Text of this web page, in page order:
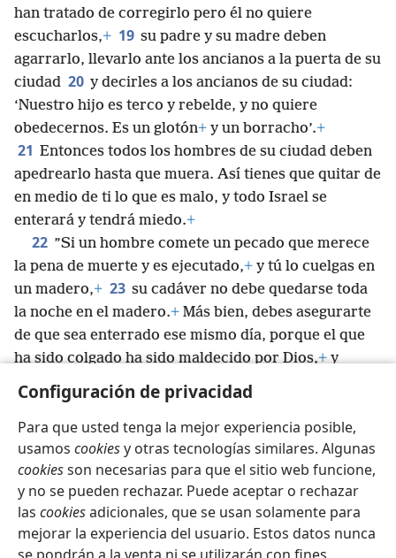
Configuración de privacidad
Para que usted tenga la mejor experiencia posible,
usamos cookiesy otras tecnologías similares. Algunas
cookiesson necesarias para que el sitio web funcione,
y no se pueden rechazar. Puede aceptar o rechazar
las cookiesadicionales, que se usan solamente para
mejorar la experiencia del usuario. Estos datos nunca
han tratado de corregirlo pero él no quiere
escucharlos,+ 19 su padre y su madre deben
agarrarlo, llevarlo ante los ancianos a la puerta de su
ciudad 20 y decirles a los ancianos de su ciudad:
‘Nuestro hijo es terco y rebelde, y no quiere
obedecernos. Es un glotón+ y un borracho’.+
21 Entonces todos los hombres de su ciudad deben
apedrearlo hasta que muera. Así tienes que quitar de
en medio de ti lo que es malo, y todo Israel se
enterará y tendrá miedo.+
22 ”Si un hombre comete un pecado que merece
la pena de muerte y es ejecutado,+ y tú lo cuelgas en
un madero,+ 23 su cadáver no debe quedarse toda
la noche en el madero.+ Más bien, debes asegurarte
de que sea enterrado ese mismo día, porque el que
ha sido colgado ha sido maldecido por Dios,+y
no debes contaminar la tierra que Jehová tu Dios te
dará como herencia.
+
Español Compartir Configuración
Copyright © 2026 Watch Tower Bible and Tract Society of Pennsylvania
Condiciones de uso
Política de privacidad
Configuración de privacidad
JW.ORG Iniciar sesión